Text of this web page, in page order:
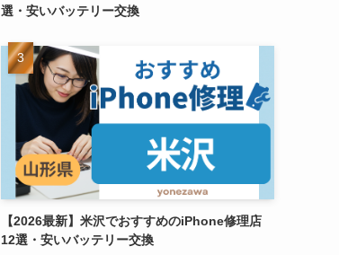
選・安いバッテリー交換
【2026最新】米沢でおすすめのiPhone修理店
12選・安いバッテリー交換